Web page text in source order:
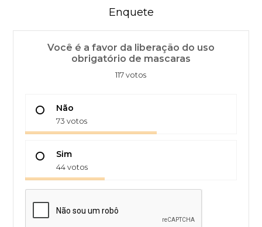
Enquete
Você é a favor da liberação do uso
obrigatório de mascaras
117 votos
Não
73 votos
Sim
44 votos